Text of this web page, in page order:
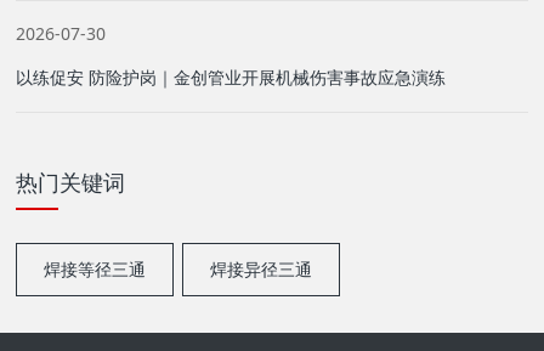
2026-07-30
以练促安 防险护岗｜金创管业开展机械伤害事故应急演练
热门关键词
焊接等径三通 焊接异径三通